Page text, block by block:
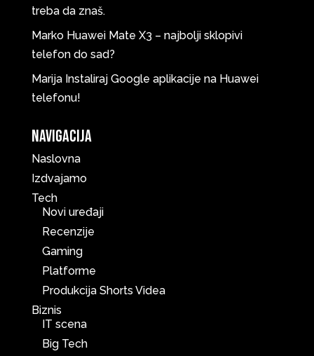
treba da znaš.
Marko Huawei Mate X3 – najbolji sklopivi
telefon do sad?
Marija Instaliraj Google aplikacije na Huawei
telefonu!
Navigacija
Naslovna
Izdvajamo
Tech
Novi uređaji
Recenzije
Gaming
Platforme
Produkcija Shorts Videa
Biznis
IT scena
Big Tech